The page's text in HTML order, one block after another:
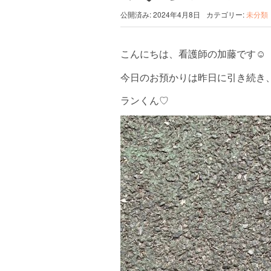
公開済み: 2024年4月8日 カテゴリー:未分類
こんにちは、看護師の加藤です☺︎
今日のお預かりは昨日に引き続き
ランくん♡